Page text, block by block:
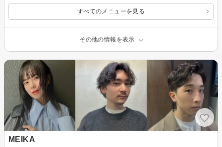
すべてのメニューを見る
その他の情報を表示
MEIKA